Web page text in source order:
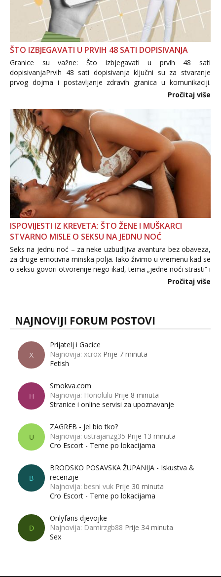
ŠTO IZBJEGAVATI U PRVIH 48 SATI DOPISIVANJA
Granice su važne: Što izbjegavati u prvih 48 sati
dopisivanjaPrvih 48 sati dopisivanja ključni su za stvaranje
prvog dojma i postavljanje zdravih granica u komunikaciji.
Važno je izbjeći prebrzo otkrivanje osobnih ili intimnih
informacija, jer nepoznata osoba još nije zaslužila to
povjerenje. Takođe...
Pročitaj više
ISPOVIJESTI IZ KREVETA: ŠTO ŽENE I MUŠKARCI
STVARNO MISLE O SEKSU NA JEDNU NOĆ
Seks na jednu noć – za neke uzbudljiva avantura bez obaveza,
za druge emotivna minska polja. Iako živimo u vremenu kad se
o seksu govori otvorenije nego ikad, tema „jedne noći strasti“ i
dalje izaziva burne rasprave. Što zapravo misle žene, a što
Pročitaj više
NAJNOVIJI FORUM POSTOVI
X
Prijatelj i Gacice
Najnovija: xcrox Prije 7 minuta
Fetish
H
Smokva.com
Najnovija: Honolulu Prije 8 minuta
Stranice i online servisi za upoznavanje
U
ZAGREB - Jel bio tko?
Najnovija: ustrajanzg35 Prije 13 minuta
Cro Escort - Teme po lokacijama
B
BRODSKO POSAVSKA ŽUPANIJA - Iskustva &
recenzije
Najnovija: besni vuk Prije 30 minuta
Cro Escort - Teme po lokacijama
D
Onlyfans djevojke
Najnovija: Damirzgb88 Prije 34 minuta
Sex